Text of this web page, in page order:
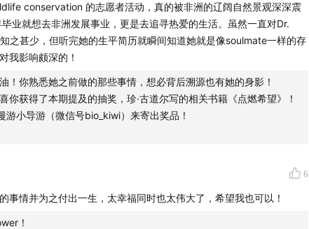
猩猩取名字
两大发现：黑猩猩吃肉且会制造工具
科学家：用讲故事的方式做研究
位的博士
性”之暗：同类相残与“四年战争”
性”之光：亲情、友情与“领养”
conservation 的志愿者活动，真的被非洲的辽阔自然景观深深震
业就想去非洲发展事业，更是去追寻热爱的生活。虽然一直对Dr.
之甚少，但听完她的生平简历就瞬间知道她就是像soulmate一样的存
我影响颇深的！
！你熟悉她之前做的那些事情，想必背后溯源也有她的身影！
你获得了本期提及的抽奖，珍·古道尔写的相关书籍《点燃希望》！
游小导游（微信号bio_kiwi）来寄出奖品！
6
事情并为之付出一生，太幸福同时也太伟大了，希望我也可以！
！